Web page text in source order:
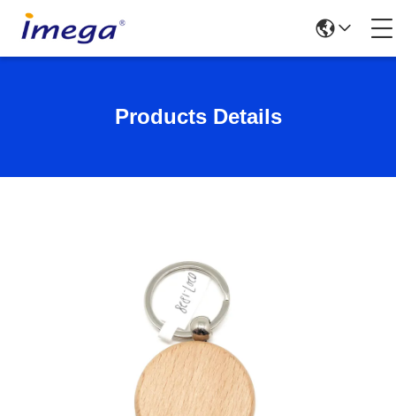
Products Details